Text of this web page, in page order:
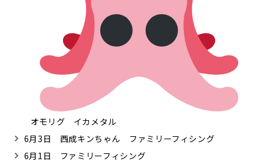
オモリグ イカメタル
6月3日 西成キンちゃん ファミリーフィシング
6月1日 ファミリーフィシング